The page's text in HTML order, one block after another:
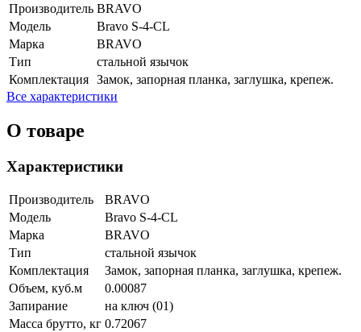
Производитель BRAVO
Модель
Bravo S-4-CL
Марка
BRAVO
Тип
стальной язычок
Комплектация Замок, запорная планка, заглушка, крепеж.
Все характеристики
О товаре
Характеристики
Производитель
BRAVO
Модель
Bravo S-4-CL
Марка
BRAVO
Тип
стальной язычок
Комплектация
Замок, запорная планка, заглушка, крепеж.
Объем, куб.м
0.00087
Запирание
на ключ (01)
Масса брутто, кг 0.72067